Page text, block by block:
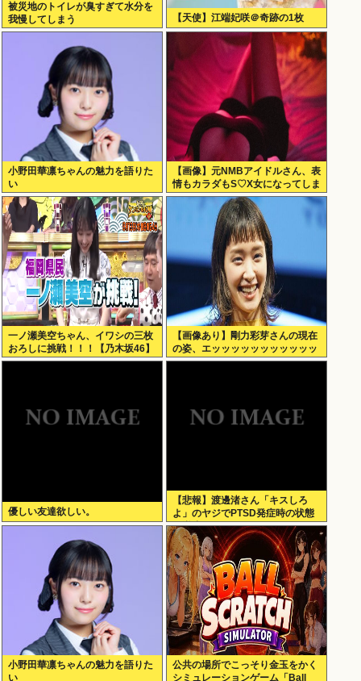
被災地のトイレが臭すぎて水分を
我慢してしまう
【天使】江端妃咲＠奇跡の1枚
小野田華凛ちゃんの魅力を語りた
い
【画像】元NMBアイドルさん、表
情もカラダもS♡X女になってしま
うｗｗｗ
一ノ瀬美空ちゃん、イワシの三枚
おろしに挑戦！！！【乃木坂46】
【画像あり】剛力彩芽さんの現在
の姿、エッッッッッッッッッッッ
ッ！
優しい友達欲しい。
【悲報】渡邊渚さん「キスしろ
よ」のヤジでPTSD発症時の状態
に逆戻り
小野田華凛ちゃんの魅力を語りた
い
公共の場所でこっそり金玉をかく
シミュレーションゲーム「Ball